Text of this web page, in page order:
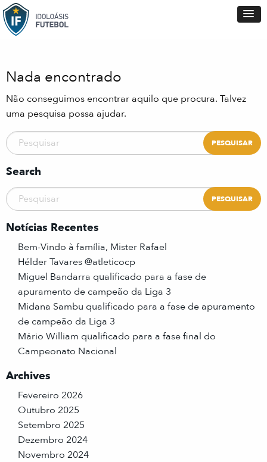
Nada encontrado
Não conseguimos encontrar aquilo que procura. Talvez
uma pesquisa possa ajudar.
Search
Notícias Recentes
Bem-Vindo à família, Mister Rafael
Hélder Tavares @atleticocp
Miguel Bandarra qualificado para a fase de
apuramento de campeão da Liga 3
Midana Sambu qualificado para a fase de apuramento
de campeão da Liga 3
Mário William qualificado para a fase final do
Campeonato Nacional
Archives
Fevereiro 2026
Outubro 2025
Setembro 2025
Dezembro 2024
Novembro 2024